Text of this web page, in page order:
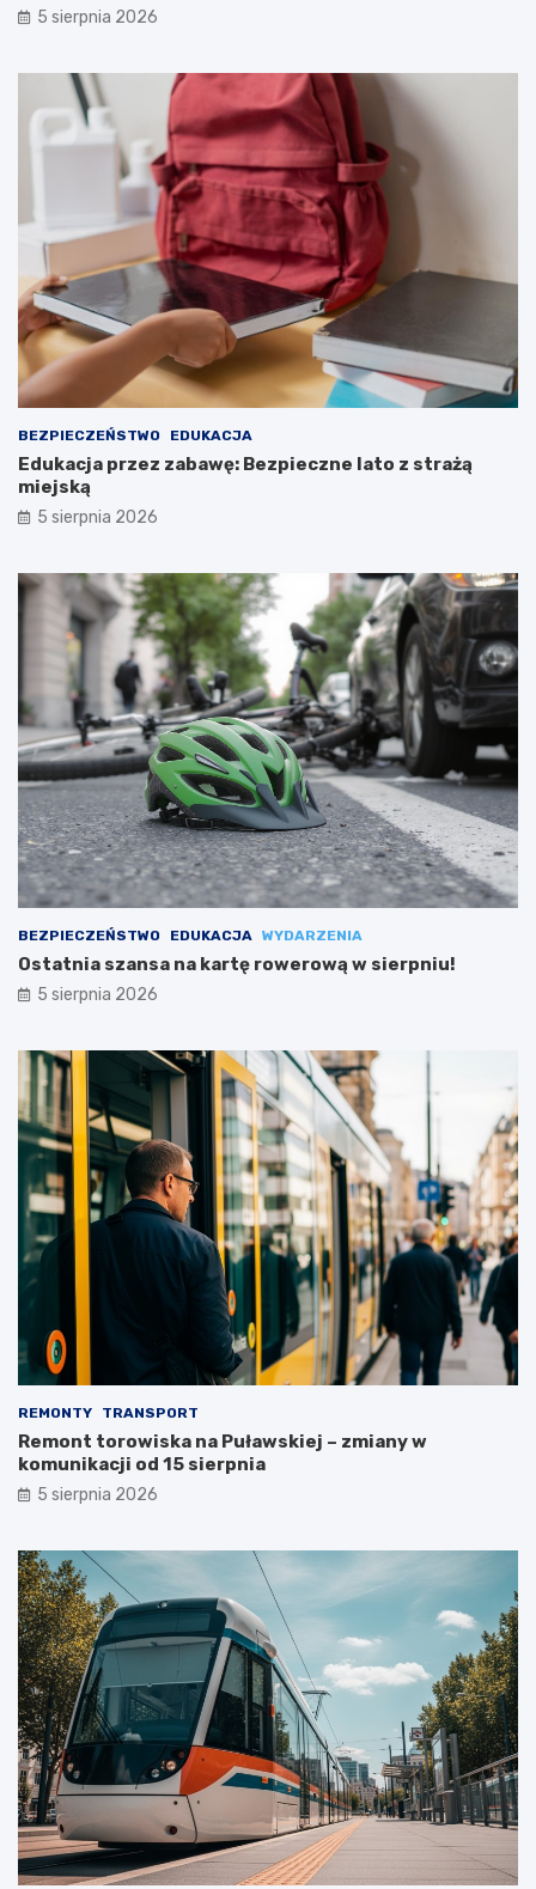
5 sierpnia 2026
BEZPIECZEŃSTWO EDUKACJA
Edukacja przez zabawę: Bezpieczne lato z strażą
miejską
5 sierpnia 2026
BEZPIECZEŃSTWO EDUKACJA WYDARZENIA
Ostatnia szansa na kartę rowerową w sierpniu!
5 sierpnia 2026
REMONTY TRANSPORT
Remont torowiska na Puławskiej – zmiany w
komunikacji od 15 sierpnia
5 sierpnia 2026